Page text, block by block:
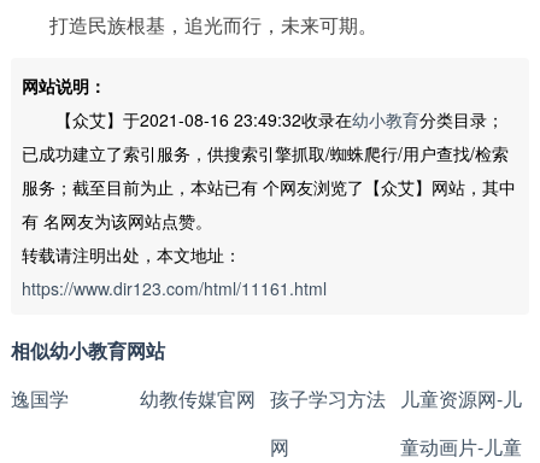
打造民族根基，追光而行，未来可期。
网站说明：
【众艾】于2021-08-16 23:49:32收录在幼小教育分类目录；
已成功建立了索引服务，供搜索引擎抓取/蜘蛛爬行/用户查找/检索
服务；截至目前为止，本站已有 个网友浏览了【众艾】网站，其中
有 名网友为该网站点赞。
转载请注明出处，本文地址：
https://www.dir123.com/html/11161.html
相似幼小教育网站
逸国学
幼教传媒官网 孩子学习方法
网
儿童资源网-儿
童动画片-儿童